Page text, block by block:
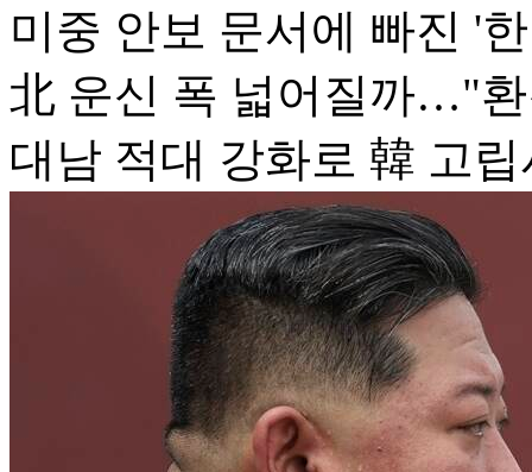
미중 안보 문서에 빠진 '
北 운신 폭 넓어질까…"
대남 적대 강화로 韓 고